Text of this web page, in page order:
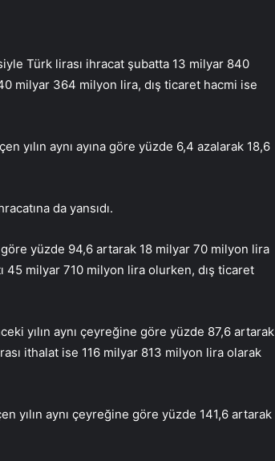
Türk lirası ihracat şubatta 13 milyar 840
milyar 364 milyon lira, dış ticaret hacmi ise
yılın aynı ayına göre yüzde 6,4 azalarak 18,6
da yansıdı.
göre yüzde 94,6 artarak 18 milyar 70 milyon lira
45 milyar 710 milyon lira olurken, dış ticaret
yılın aynı çeyreğine göre yüzde 87,6 artarak
ithalat ise 116 milyar 813 milyon lira olarak
yılın aynı çeyreğine göre yüzde 141,6 artarak